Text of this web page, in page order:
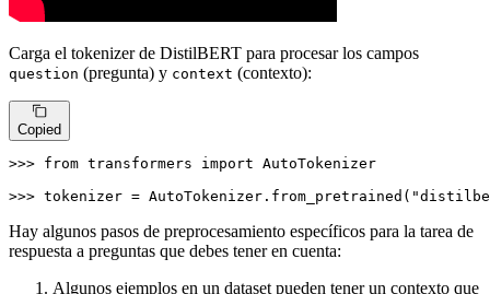
Carga el tokenizer de DistilBERT para procesar los campos
question (pregunta) y context (contexto):
Copied
>>> from transformers import AutoTokenizer
>>> tokenizer = AutoTokenizer.from_pretrained(
Hay algunos pasos de preprocesamiento específicos para la tarea de
respuesta a preguntas que debes tener en cuenta:
Algunos ejemplos en un dataset pueden tener un contexto que